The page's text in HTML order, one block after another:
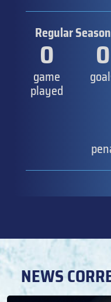
Regular
0
game
played
0
NEWS